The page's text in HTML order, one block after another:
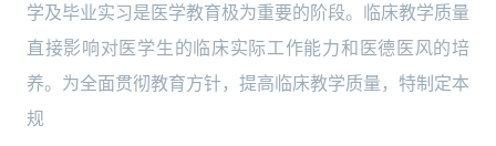
学及毕业实习是医学教育极为重要的阶段。临床教学质量
直接影响对医学生的临床实际工作能力和医德医风的培
养。为全面贯彻教育方针，提高临床教学质量，特制定本
规